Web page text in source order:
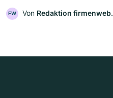
FW Von Redaktion